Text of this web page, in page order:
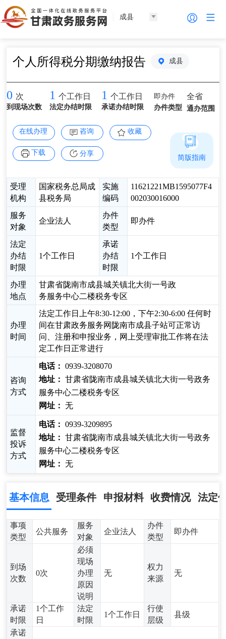
成县
个人所得税分期缴纳报告 成县
0 次
到现场次数
1 个工作日
法定办结时限
1 个工作日
承诺办结时限
即办件
办件类型
全省
通办范围
在线办理 咨询 收藏
下载 分享
受理
机构
国家税务总局成
县税务局
实施
编码
11621221MB1595077F4
002030016000
服务
对象
企业法人
办件
类型
即办件
法定
办结
时限
1个工作日
承诺
办结
时限
1个工作日
办理
地点
甘肃省陇南市成县城关镇北大街一号政
务服务中心二楼税务专区
办理
时间
法定工作日上午8:30-12:00，下午2:30-6:00 任何时
间在甘肃政务服务网陇南市成县子站可正常访
问、注册和申报业务，网上受理审批工作将在法
定工作日正常进行
咨询
方式
电话： 0939-3208070
地址： 甘肃省陇南市成县城关镇北大街一号政务
服务中心二楼税务专区
网址： 无
监督
投诉
方式
电话： 0939-3209895
地址： 甘肃省陇南市成县城关镇北大街一号政务
服务中心二楼税务专区
网址： 无
简版指南
基本信息 受理条件 申报材料 收费情况 法定
事项
类型
公共服务
服务
对象
企业法人
办件
类型
即办件
到场
次数
0次
必须
现场
办理
原因
说明
无
权力
来源
无
承诺
时限
1个工作
日
法定
时限
1个工作日
行使
层级
县级
承诺